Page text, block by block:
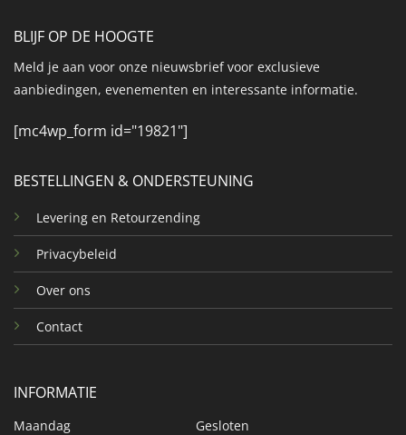
BESTELLINGEN & ONDERSTEUNING
Levering en Retourzending
Privacybeleid
Over ons
Contact
INFORMATIE
Maandag
Gesloten
BLIJF OP DE HOOGTE
Meld je aan voor onze nieuwsbrief voor exclusieve
aanbiedingen, evenementen en interessante informatie.
[mc4wp_form id="19821"]